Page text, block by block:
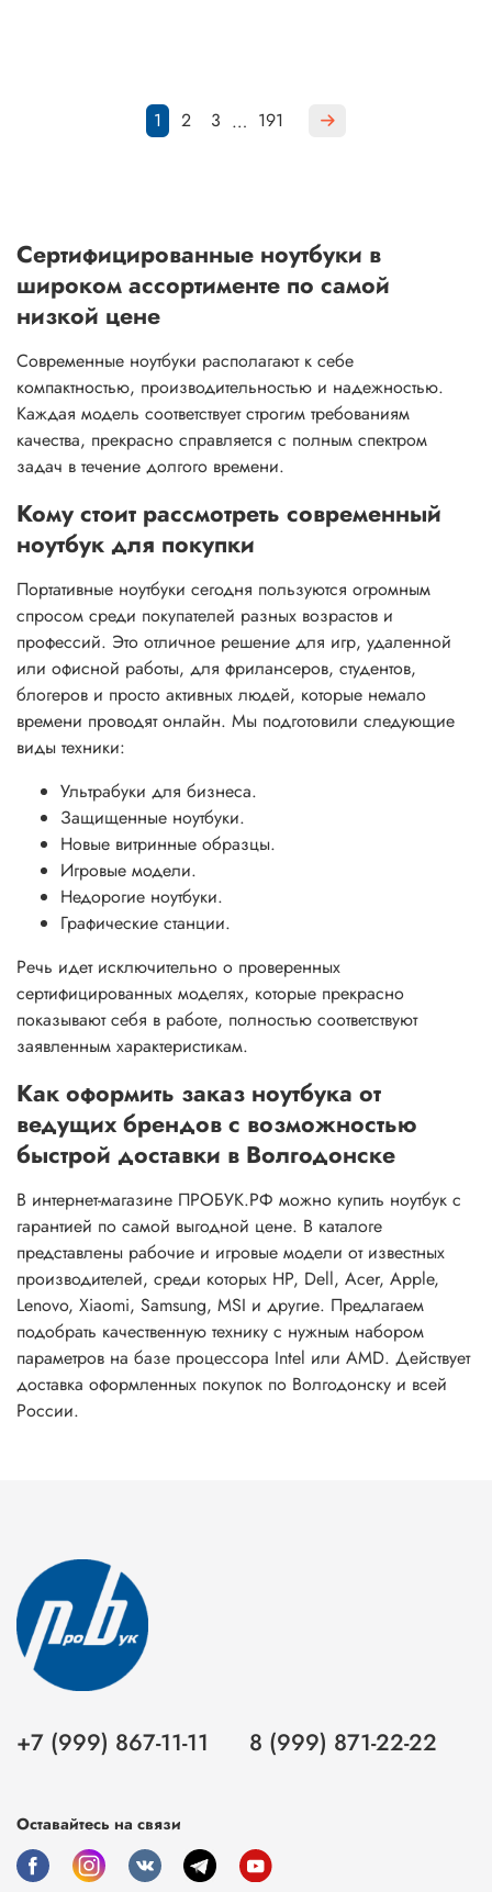
1 2 3 … 191
Сертифицированные ноутбуки в
широком ассортименте по самой
низкой цене
Современные ноутбуки располагают к себе
компактностью, производительностью и надежностью.
Каждая модель соответствует строгим требованиям
качества, прекрасно справляется с полным спектром
задач в течение долгого времени.
Кому стоит рассмотреть современный
ноутбук для покупки
Портативные ноутбуки сегодня пользуются огромным
спросом среди покупателей разных возрастов и
профессий. Это отличное решение для игр, удаленной
или офисной работы, для фрилансеров, студентов,
блогеров и просто активных людей, которые немало
времени проводят онлайн. Мы подготовили следующие
виды техники:
Ультрабуки для бизнеса.
Защищенные ноутбуки.
Новые витринные образцы.
Игровые модели.
Недорогие ноутбуки.
Графические станции.
Речь идет исключительно о проверенных
сертифицированных моделях, которые прекрасно
показывают себя в работе, полностью соответствуют
заявленным характеристикам.
Как оформить заказ ноутбука от
ведущих брендов с возможностью
быстрой доставки в Волгодонске
В интернет-магазине ПРОБУК.РФ можно купить ноутбук с
гарантией по самой выгодной цене. В каталоге
представлены рабочие и игровые модели от известных
производителей, среди которых HP, Dell, Acer, Apple,
Lenovo, Xiaomi, Samsung, MSI и другие. Предлагаем
подобрать качественную технику с нужным набором
параметров на базе процессора Intel или AMD. Действует
доставка оформленных покупок по Волгодонску и всей
России.
+7 (999) 867-11-11 8 (999) 871-22-22
Оставайтесь на связи